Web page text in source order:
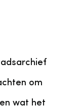
om
wat het